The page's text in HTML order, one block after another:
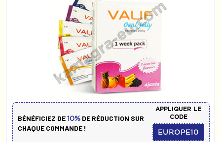
BÉNÉFICIEZ DE10% DE RÉDUCTION SUR
CHAQUE COMMANDE !
APPLIQUER LE
CODE
EUROPE10